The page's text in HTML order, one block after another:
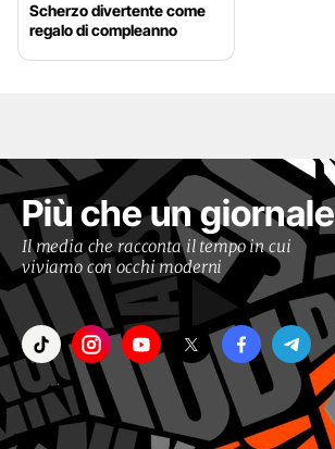
Scherzo divertente come
regalo di compleanno
Più che un giornale
Il media che racconta il tempo in cui
viviamo con occhi moderni